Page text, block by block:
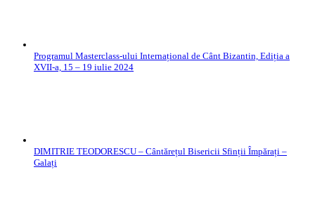
Programul Masterclass-ului Internațional de Cânt Bizantin, Ediția a
XVII-a, 15 – 19 iulie 2024
DIMITRIE TEODORESCU – Cântărețul Bisericii Sfinții Împărați –
Galați